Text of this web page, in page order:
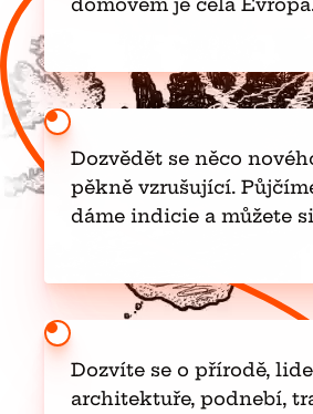
domovem je celá
Dozvědět se něco
pěkně vzrušující.
dáme indicie a můžete
Dozvíte se o přírodě,
architektuře, podnebí,